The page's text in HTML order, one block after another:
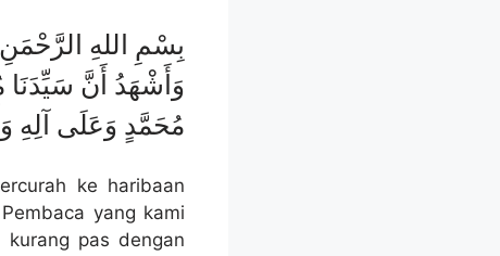
بِسْمِ اللهِ الرَّحْمَنِ
وَأَشْهَدُ أَنَّ
مُحَمَّدٍ وَعَلَى آلِهِ
ke haribaan
yang kami
pas dengan